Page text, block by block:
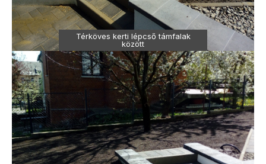
Térköves kerti lépcső támfalak
között